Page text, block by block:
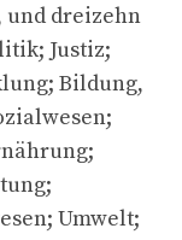
dreizehn
Justiz;
Bildung,
Umwelt;